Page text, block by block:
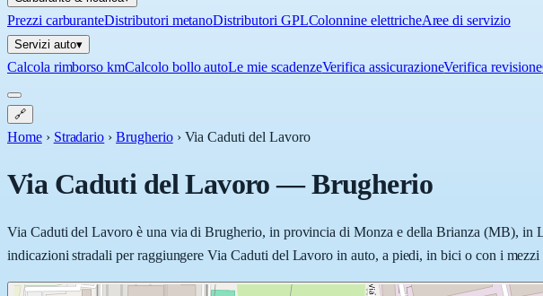
Prezzi carburanteDistributori metanoDistributori GPLColonnine elettricheAree di servizio
Servizi auto▾
Calcola rimborso kmCalcolo bollo autoLe mie scadenzeVerifica assicurazioneVerifica revisione
🔗
Home › Stradario › Brugherio › Via Caduti del Lavoro
Via Caduti del Lavoro—Brugherio
Via Caduti del Lavoro è una via di Brugherio, in provincia di Monza e della Brianza (MB), in
indicazioni stradali per raggiungere Via Caduti del Lavoro in auto, a piedi, in bici o con i